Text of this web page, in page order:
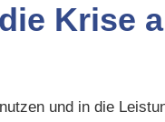
Krise
und in die